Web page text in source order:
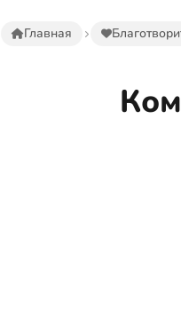
Главная